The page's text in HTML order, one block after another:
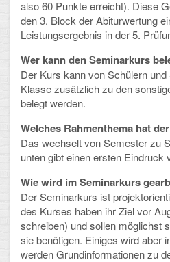
Arbeitsgemeinschaften
Klima-Projekt
Elternchor
Förderverein
Ehemalige
FÄCHER
Deutsch und Fremdsprachen
also 60 Punkte erreicht). Diese
den 3. Block der Abiturwertung
Leistungsergebnis in der 5.
Wer kann den Seminarkurs
Der Kurs kann von Schülern
Klasse zusätzlich zu den
belegt werden.
Welches Rahmenthema hat
Das wechselt von Semester zu
unten gibt einen ersten Eindruck
Wie wird im Seminarkurs
Der Seminarkurs ist
des Kurses haben ihr Ziel vor
schreiben) und sollen möglichst
sie benötigen. Einiges wird aber
werden Grundinformationen zu